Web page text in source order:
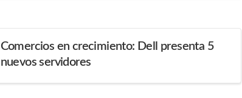
Comercios en crecimiento: Dell presenta 5
nuevos servidores